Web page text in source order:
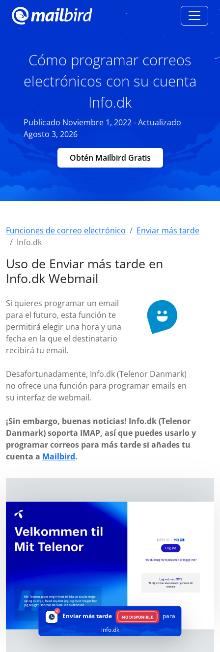
Cómo programar correos
electrónicos con su cuenta
Info.dk
Publicado Noviembre 1, 2022 - Actualizado
Agosto 3, 2026
Obtén Mailbird Gratis
Funciones de correo electrónico
Enviar más tarde
Info.dk
Uso de Enviar más tarde en
Info.dk Webmail
Si quieres programar un email
para el futuro, esta función te
permitirá elegir una hora y una
fecha en la que el destinatario
recibirá tu email.
Desafortunadamente, Info.dk (Telenor Danmark)
no ofrece una función para programar emails en
su interfaz de webmail.
¡Sin embargo, buenas noticias! Info.dk (Telenor
Danmark) soporta IMAP, así que puedes usarlo y
programar correos para más tarde si añades tu
cuenta a Mailbird.
Enviar más tarde NO DISPONIBLE
para
info.dk